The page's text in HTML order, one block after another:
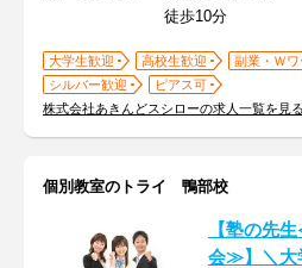
徒歩10分
大学生歓迎 高校生歓迎
副業・Ｗワ
シルバー歓迎
ピアス可
株式会社あきんどスシローの求人一覧を見る
個別教室のトライ 鴨部校
【塾の先
会≫】＼大